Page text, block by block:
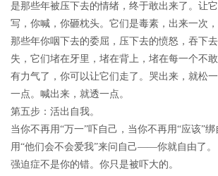
是那些年被压下去的情绪，终于敢出来了。让
写，你喊，你砸枕头。它们是毒素，出来一次，
那些年你咽下去的委屈，压下去的愤怒，吞下
失，它们堵在牙里，堵在背上，堵在每一个不
有力气了，你可以让它们走了。哭出来，就松
一点。喊出来，就透一点。
第五步：活出自我。
当你不再用“万一”吓自己，当你不再用“应该”
用“他们会不会爱我”来问自己——你就自由了。
强迫症不是你的错。你只是被吓大的。